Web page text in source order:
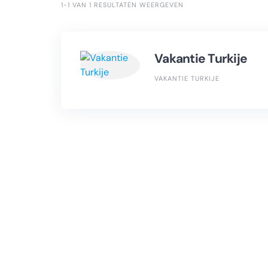
1-1 VAN 1 RESULTATEN WEERGEVEN
Vakantie Turkije
VAKANTIE TURKIJE